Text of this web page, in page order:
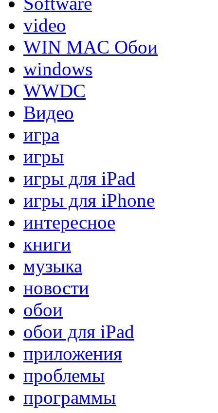
video
WIN MAC Обои
windows
WWDC
Видео
игра
игры
игры для iPad
игры для iPhone
интересное
книги
музыка
новости
обои
обои для iPad
приложения
проблемы
программы